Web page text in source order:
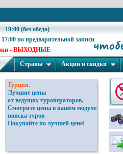
19:00 (без обеда)
по предварительной записи
- ВЫХОДНЫЕ
Страны Акции и скидки
Турция.
Лучшие цены
от ведущих туроператоров.
Смотрите цены в нашем модуле
поиска туров
Покупайте по лучшей цене!